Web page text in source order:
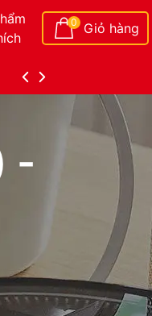
0 Giỏ hàng
Catalogue Duy Tân
-